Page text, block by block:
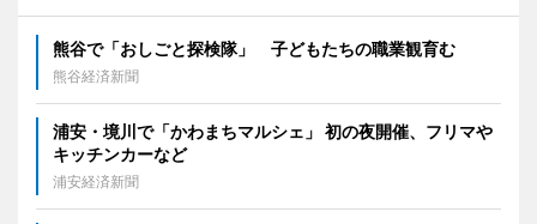
熊谷で「おしごと探検隊」 子どもたちの職業観育む
熊谷経済新聞
浦安・境川で「かわまちマルシェ」 初の夜開催、フリマや
キッチンカーなど
浦安経済新聞